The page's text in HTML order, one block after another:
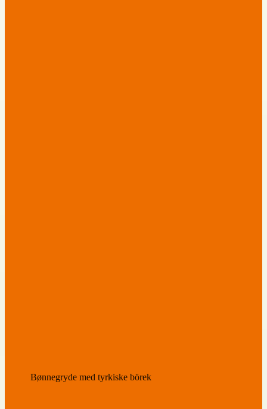
Bønnegryde med tyrkiske börek